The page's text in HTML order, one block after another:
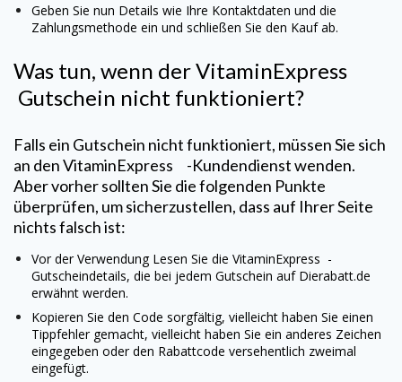
Geben Sie nun Details wie Ihre Kontaktdaten und die
Zahlungsmethode ein und schließen Sie den Kauf ab.
Was tun, wenn derVitaminExpress
Gutschein nicht funktioniert?
Falls ein Gutschein nicht funktioniert, müssen Sie sich
an denVitaminExpress -Kundendienst wenden.
Aber vorher sollten Sie die folgenden Punkte
überprüfen, um sicherzustellen, dass auf Ihrer Seite
nichts falsch ist:
Vor der Verwendung Lesen Sie die VitaminExpress -
Gutscheindetails, die bei jedem Gutschein auf Dierabatt.de
erwähnt werden.
Kopieren Sie den Code sorgfältig, vielleicht haben Sie einen
Tippfehler gemacht, vielleicht haben Sie ein anderes Zeichen
eingegeben oder den Rabattcode versehentlich zweimal
eingefügt.